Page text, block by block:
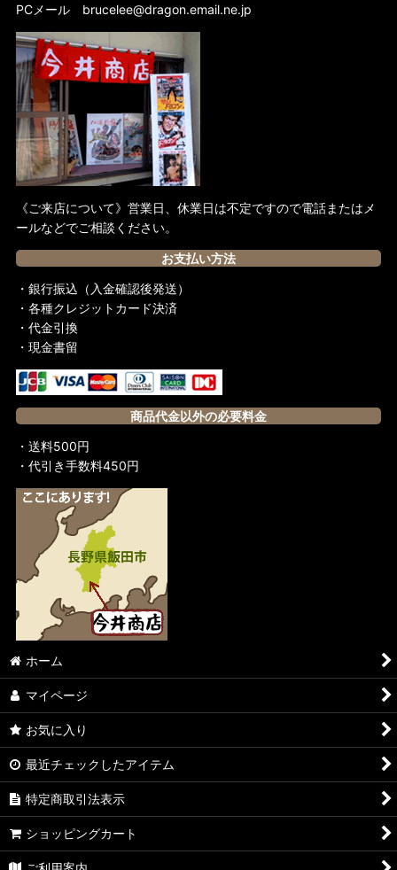
PCメール brucelee@dragon.email.ne.jp
《ご来店について》営業日、休業日は不定ですので電話またはメ
ールなどでご相談ください。
お支払い方法
・銀行振込（入金確認後発送）
・各種クレジットカード決済
・代金引換
・現金書留
商品代金以外の必要料金
・送料500円
・代引き手数料450円
ホーム
マイページ
お気に入り
最近チェックしたアイテム
特定商取引法表示
ショッピングカート